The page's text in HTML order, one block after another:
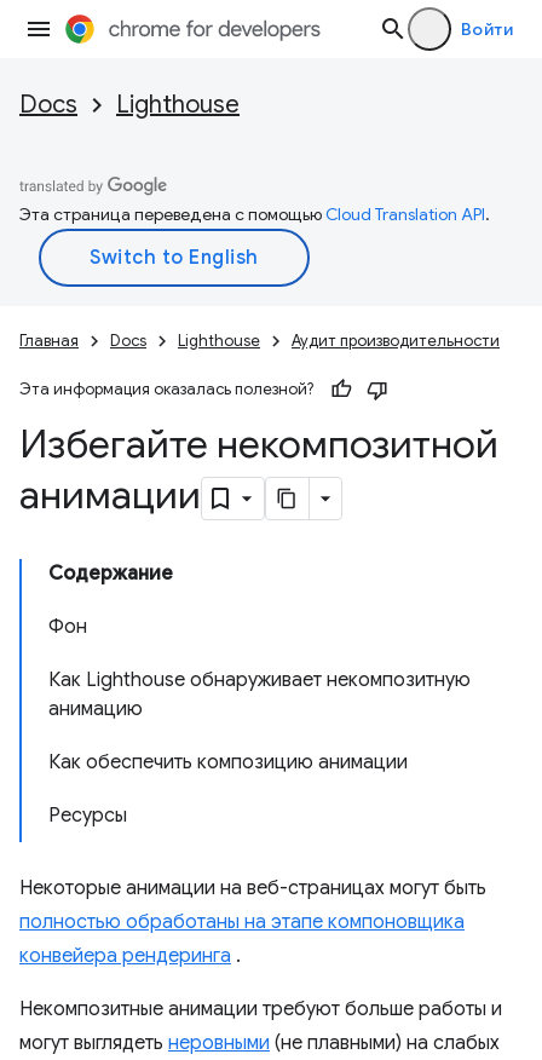
Войти
Docs Lighthouse
Эта страница переведена с помощьюCloud Translation API.
Главная Docs Lighthouse Аудит производительности
Эта информация оказалась полезной?
Избегайте некомпозитной
анимации
Содержание
Фон
Как Lighthouse обнаруживает некомпозитную
анимацию
Как обеспечить композицию анимации
Ресурсы
Некоторые анимации на веб-страницах могут быть
полностью обработаны на этапе компоновщика
конвейера рендеринга .
Некомпозитные анимации требуют больше работы и
могут выглядеть неровными (не плавными) на слабых